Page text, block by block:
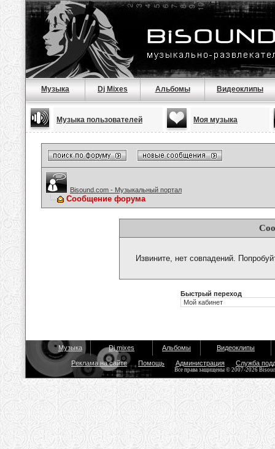
Музыка Dj Mixes Альбомы Видеоклипы
Музыка пользователей Моя музыка
Bisound.com - Музыкальный портал
Сообщение форума
Извините, нет совпадений.
Быстрый переход
Музыка Dj mixes Альбомы Видеоклипы
Реклама на сайте Помощь Администрация Служба
Все права защищены © 2007-2026